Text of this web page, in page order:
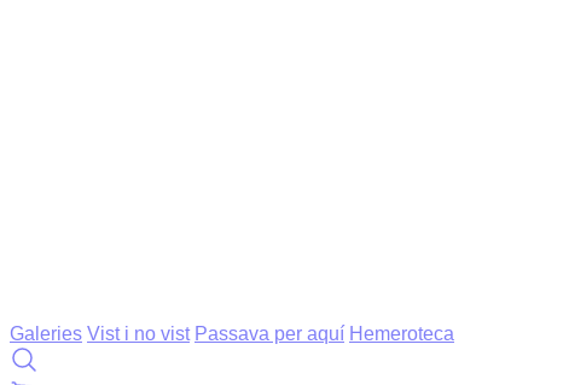
Galeries Vist i no vist Passava per aquí Hemeroteca